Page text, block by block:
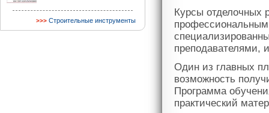
Строительные инструменты
Курсы отделочных
преподавателями,
Один из главных
возможность
Программа
практический